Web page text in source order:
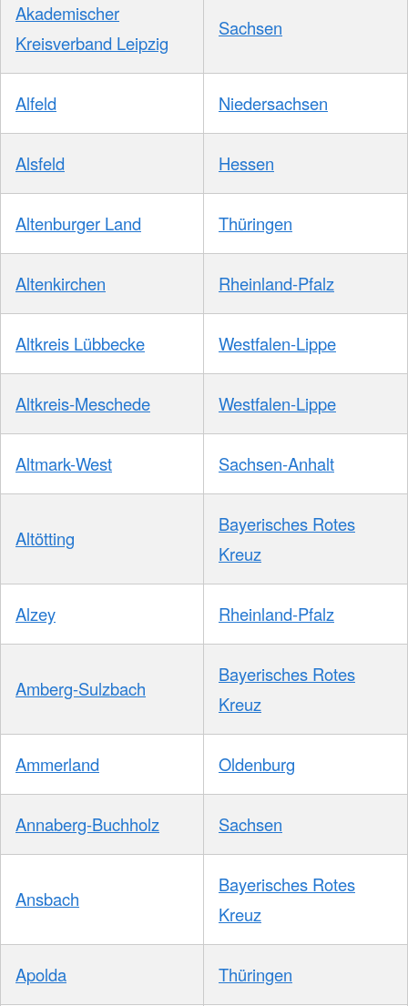
Akademischer
Kreisverband Leipzig
Sachsen
Alfeld Niedersachsen
Alsfeld Hessen
Altenburger Land Thüringen
Altenkirchen Rheinland-Pfalz
Altkreis Lübbecke Westfalen-Lippe
Altkreis-Meschede Westfalen-Lippe
Altmark-West Sachsen-Anhalt
Altötting
Bayerisches Rotes
Kreuz
Alzey Rheinland-Pfalz
Amberg-Sulzbach
Bayerisches Rotes
Kreuz
Ammerland Oldenburg
Annaberg-Buchholz Sachsen
Ansbach
Bayerisches Rotes
Kreuz
Apolda Thüringen